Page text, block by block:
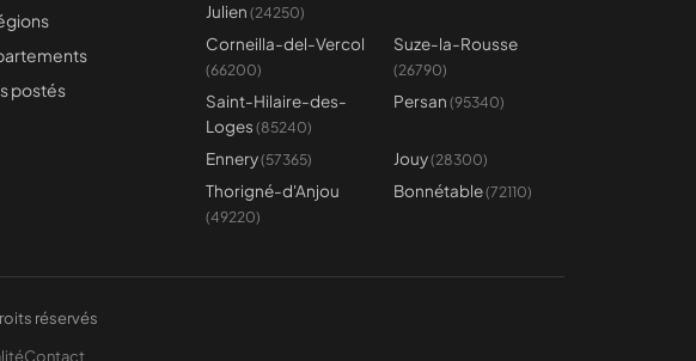
postés
Julien (24250)
Corneilla-del-Vercol
(66200)
Suze-la-Rousse
(26790)
Saint-Hilaire-des-
Loges (85240)
Persan (95340)
Ennery(57365) Jouy(28300)
Thorigné-d'Anjou
(49220)
Bonnétable(72110)
réservés
Contact